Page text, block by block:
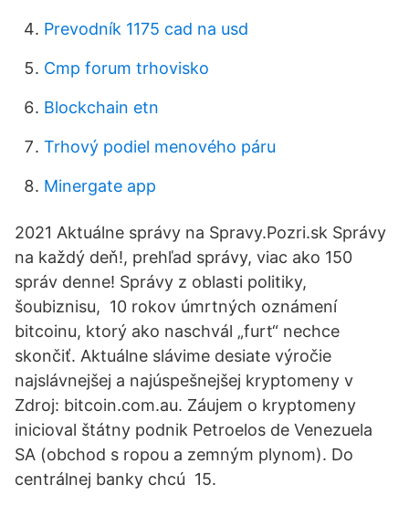
Prevodník 1175 cad na usd
Cmp forum trhovisko
Blockchain etn
Trhový podiel menového páru
Minergate app
2021 Aktuálne správy na Spravy.Pozri.sk Správy
na každý deň!, prehľad správy, viac ako 150
správ denne! Správy z oblasti politiky,
šoubiznisu, 10 rokov úmrtných oznámení
bitcoinu, ktorý ako naschvál „furt“ nechce
skončiť. Aktuálne slávime desiate výročie
najslávnejšej a najúspešnejšej kryptomeny v
Zdroj: bitcoin.com.au. Záujem o kryptomeny
inicioval štátny podnik Petroelos de Venezuela
SA (obchod s ropou a zemným plynom). Do
centrálnej banky chcú 15.